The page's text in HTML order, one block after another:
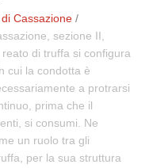
Cassazione /
sezione II,
di truffa si configura
cui la condotta è
a protrarsi
prima che il
si consumi. Ne
un ruolo tra gli
per la sua struttura